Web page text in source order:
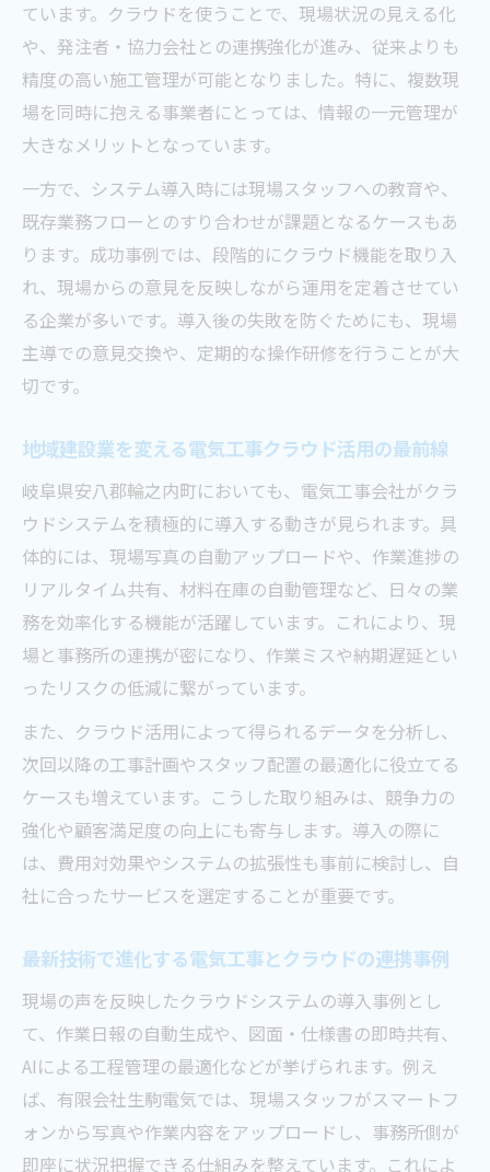
ています。クラウドを使うことで、現場状況の見える化
や、発注者・協力会社との連携強化が進み、従来よりも
精度の高い施工管理が可能となりました。特に、複数現
場を同時に抱える事業者にとっては、情報の一元管理が
大きなメリットとなっています。
一方で、システム導入時には現場スタッフへの教育や、
既存業務フローとのすり合わせが課題となるケースもあ
ります。成功事例では、段階的にクラウド機能を取り入
れ、現場からの意見を反映しながら運用を定着させてい
る企業が多いです。導入後の失敗を防ぐためにも、現場
主導での意見交換や、定期的な操作研修を行うことが大
切です。
地域建設業を変える電気工事クラウド活用の最前線
岐阜県安八郡輪之内町においても、電気工事会社がクラ
ウドシステムを積極的に導入する動きが見られます。具
体的には、現場写真の自動アップロードや、作業進捗の
リアルタイム共有、材料在庫の自動管理など、日々の業
務を効率化する機能が活躍しています。これにより、現
場と事務所の連携が密になり、作業ミスや納期遅延とい
ったリスクの低減に繋がっています。
また、クラウド活用によって得られるデータを分析し、
次回以降の工事計画やスタッフ配置の最適化に役立てる
ケースも増えています。こうした取り組みは、競争力の
強化や顧客満足度の向上にも寄与します。導入の際に
は、費用対効果やシステムの拡張性も事前に検討し、自
社に合ったサービスを選定することが重要です。
最新技術で進化する電気工事とクラウドの連携事例
現場の声を反映したクラウドシステムの導入事例とし
て、作業日報の自動生成や、図面・仕様書の即時共有、
AIによる工程管理の最適化などが挙げられます。例え
ば、有限会社生駒電気では、現場スタッフがスマートフ
ォンから写真や作業内容をアップロードし、事務所側が
即座に状況把握できる仕組みを整えています。これによ